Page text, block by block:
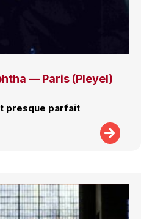
— Paris (Pleyel)
presque parfait